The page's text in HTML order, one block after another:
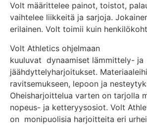
Volt määrittelee painot, toistot,
vaihtelee liikkeitä ja sarjoja.
erilainen. Volt toimii kuin
Volt Athletics ohjelmaan
kuuluvat dynaamiset lämmittely- ja
jäähdyttelyharjoitukset.
ravitsemukseen, lepoon ja
Oheisharjoittelua varten on tarjolla
nopeus- ja ketteryysosiot. Volt
on monipuolisia harjoitteita eri